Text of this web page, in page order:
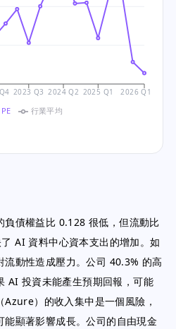
2023 Q3 2024 Q2 2025 Q1 2026 Q1
行業平均
負債權益比 0.128 很低，但流動比
AI 資料中心資本支出的增加。如
動性造成壓力。公司 40.3% 的高
AI 投資未能產生預期回報，可能
）的收入集中是一個風險，
顯著影響成長。公司的自由現金